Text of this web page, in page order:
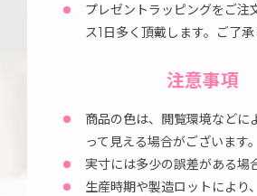
プレゼントラッピングをご注
ス1日多く頂戴します。ご了承
注意事項
商品の色は、閲覧環境などに
って見える場合がございます。
実寸には多少の誤差がある場
生産時期や製造ロットにより